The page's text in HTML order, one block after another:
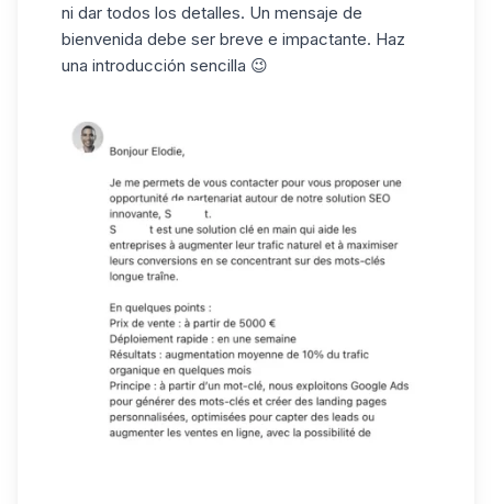
ni dar todos los detalles. Un mensaje de
bienvenida debe ser breve e impactante. Haz
una introducción sencilla 😉